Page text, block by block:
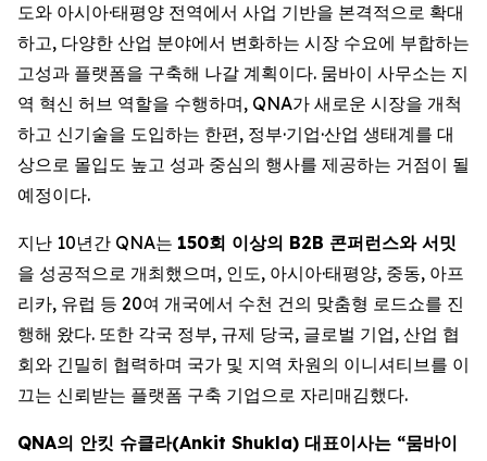
도와 아시아·태평양 전역에서 사업 기반을 본격적으로 확대
하고, 다양한 산업 분야에서 변화하는 시장 수요에 부합하는
고성과 플랫폼을 구축해 나갈 계획이다. 뭄바이 사무소는 지
역 혁신 허브 역할을 수행하며, QNA가 새로운 시장을 개척
하고 신기술을 도입하는 한편, 정부·기업·산업 생태계를 대
상으로 몰입도 높고 성과 중심의 행사를 제공하는 거점이 될
예정이다.
지난 10년간 QNA는 150회 이상의 B2B 콘퍼런스와 서밋
을 성공적으로 개최했으며, 인도, 아시아·태평양, 중동, 아프
리카, 유럽 등 20여 개국에서 수천 건의 맞춤형 로드쇼를 진
행해 왔다. 또한 각국 정부, 규제 당국, 글로벌 기업, 산업 협
회와 긴밀히 협력하며 국가 및 지역 차원의 이니셔티브를 이
끄는 신뢰받는 플랫폼 구축 기업으로 자리매김했다.
QNA의 안킷 슈클라(Ankit Shukla) 대표이사는 “뭄바이